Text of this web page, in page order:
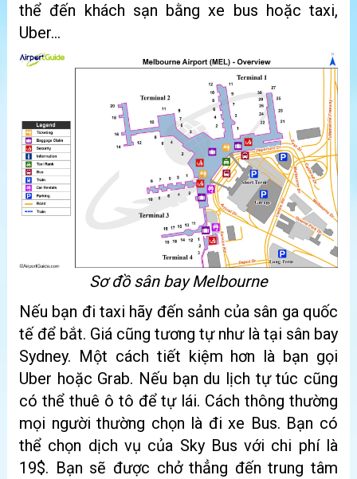
thể đến khách sạn bằng xe bus hoặc taxi,
Uber…
Sơ đồ sân bay Melbourne
Nếu bạn đi taxi hãy đến sảnh của sân ga quốc
tế để bắt. Giá cũng tương tự như là tại sân bay
Sydney. Một cách tiết kiệm hơn là bạn gọi
Uber hoặc Grab. Nếu bạn du lịch tự túc cũng
có thể thuê ô tô để tự lái. Cách thông thường
mọi người thường chọn là đi xe Bus. Bạn có
thể chọn dịch vụ của Sky Bus với chi phí là
19$. Bạn sẽ được chở thẳng đến trung tâm